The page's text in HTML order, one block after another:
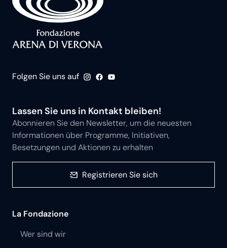
Folgen Sie uns auf
Lassen Sie uns in Kontakt bleiben!
Abonnieren Sie den Newsletter, um die neuesten
Informationen über Programme, Initiativen,
Besetzungen und Aktionen zu erhalten
Registrieren Sie sich
La Fondazione
Wer sind wir